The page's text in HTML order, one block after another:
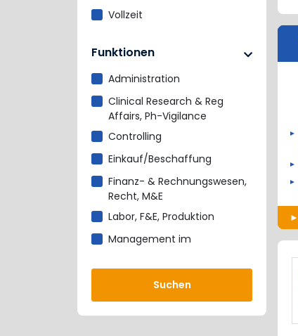
Vollzeit
Funktionen
Administration
Clinical Research & Reg
Affairs, Ph-Vigilance
Controlling
Einkauf/Beschaffung
Finanz- & Rechnungswesen,
Recht, M&E
Labor, F&E, Produktion
Management im
Managementsysteme GesW,
Public healthSuchen